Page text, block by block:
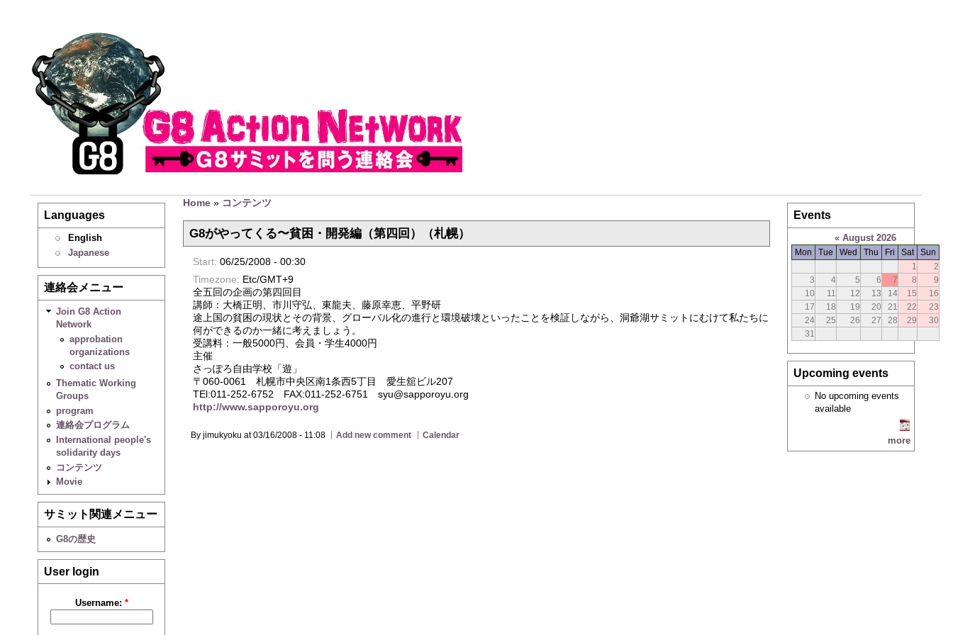
Languages
English
Japanese
連絡会メニュー
Join G8 Action
Network
approbation
organizations
contact us
Thematic Working
Groups
program
連絡会プログラム
International people's
solidarity days
コンテンツ
Movie
サミット関連メニュー
G8の歴史
User login
Username: *
Home» コンテンツ
G8がやってくる〜貧困・開発編（第四回）（札幌）
Start: 06/25/2008 - 00:30
Timezone: Etc/GMT+9
全五回の企画の第四回目
講師：大橋正明、市川守弘、東龍夫、藤原幸恵、平野研
途上国の貧困の現状とその背景、グローバル化の進行と環境破壊といったことを検証しながら、洞爺湖サミットにむけて私たちに
何ができるのか一緒に考えましょう。
受講料：一般5000円、会員・学生4000円
主催
さっぽろ自由学校「遊」
〒060-0061 札幌市中央区南1条西5丁目 愛生舘ビル207
TEl:011-252-6752 FAX:011-252-6751 syu@sapporoyu.org
http://www.sapporoyu.org
By jimukyoku at 03/16/2008 - 11:08 Add new comment Calendar
Events
« August 2026
Mon Tue Wed Thu Fri Sat
Sun
1
2
3
4 5 6 7 8
9
10
11 12 13 14 15
16
17
18 19 20 21 22
23
24
25 26 27 28 29
30
31
Upcoming events
No upcoming events
available
more